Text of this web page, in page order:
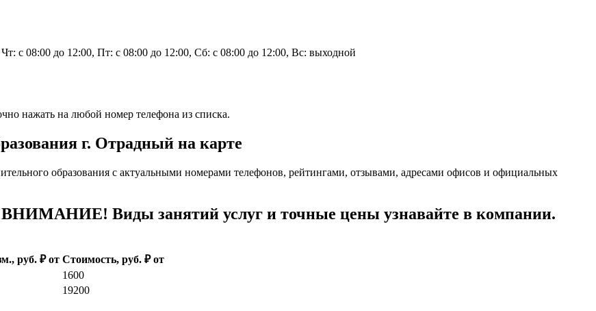
с 08:00 до 12:00, Пт: с 08:00 до 12:00, Сб: с 08:00 до 12:00, Вс: выходной
нажать на любой номер телефона из списка.
г. Отрадный на карте
образования с актуальными номерами телефонов, рейтингами, отзывами, адресами офисов и официальных
Виды занятий услуг и точные цены узнавайте в компании.
руб. ₽ от Стоимость, руб. ₽ от
1600
19200